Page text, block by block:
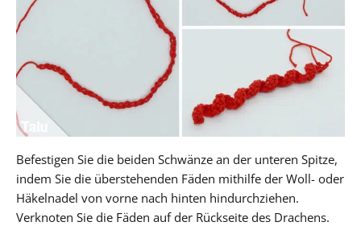
Befestigen Sie die beiden Schwänze an der unteren Spitze,
indem Sie die überstehenden Fäden mithilfe der Woll- oder
Häkelnadel von vorne nach hinten hindurchziehen.
Verknoten Sie die Fäden auf der Rückseite des Drachens.